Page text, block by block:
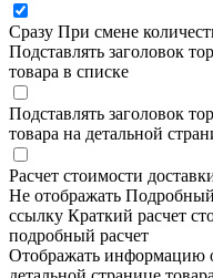
Сразу При смене
Подставлять заголовок
товара в списке
Подставлять заголовок
товара на детальной
Расчет стоимости
Не отображать Подробный
ссылку Краткий расчет
подробный расчет
Отображать информацию